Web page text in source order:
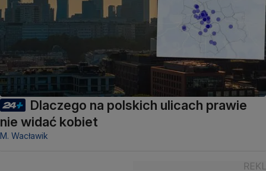
Dlaczego na polskich ulicach prawie
nie widać kobiet
M. Wacławik